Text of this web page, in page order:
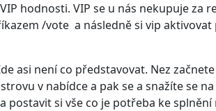
hodnosti. VIP se u nás nekupuje za
/vote a následně si vip aktivovat
asi není co představovat. Nez
v nabídce a pak se a snažíte se
postavit si vše co je potřeba ke